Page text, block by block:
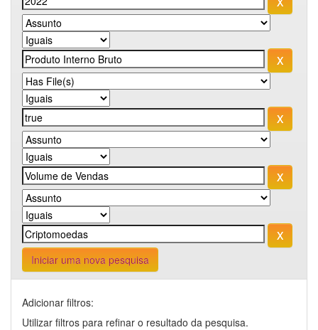
Iniciar uma nova pesquisa
Adicionar filtros:
Utilizar filtros para refinar o resultado da pesquisa.